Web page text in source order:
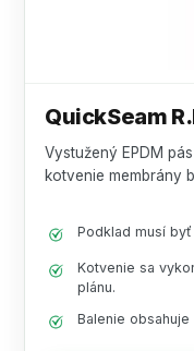
QuickSeam
Vystužený EPDM
kotvenie membrány
Podklad musí
Kotvenie sa
plánu.
Balenie